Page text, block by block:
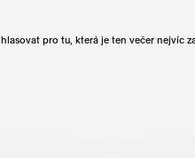
pro tu, která je ten večer nejvíc